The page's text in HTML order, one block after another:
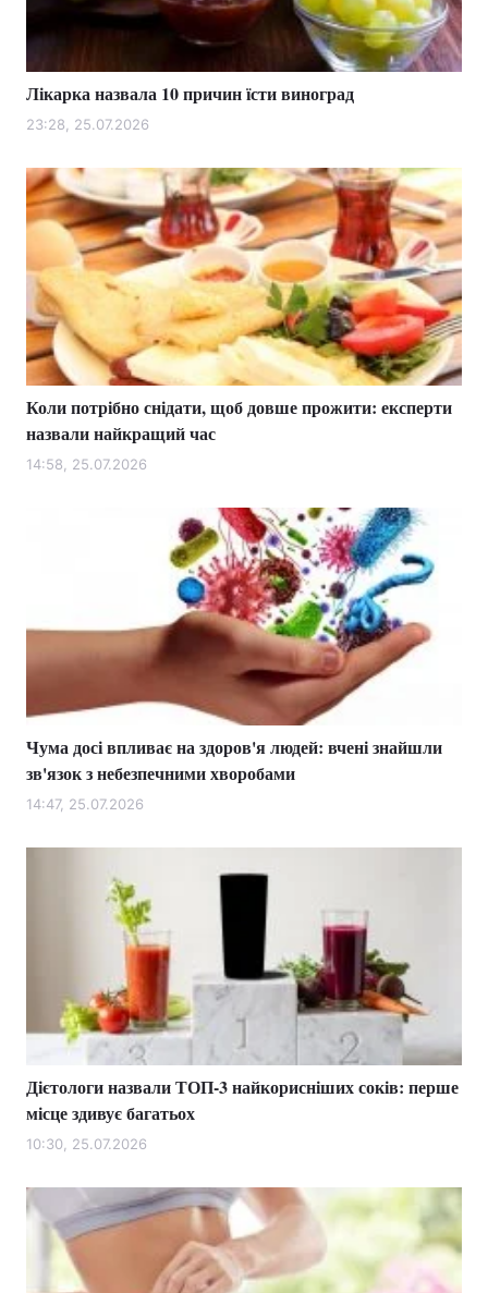
Лікарка назвала 10 причин їсти виноград
23:28, 25.07.2026
Коли потрібно снідати, щоб довше прожити: експерти
назвали найкращий час
14:58, 25.07.2026
Чума досі впливає на здоров'я людей: вчені знайшли
зв'язок з небезпечними хворобами
14:47, 25.07.2026
Дієтологи назвали ТОП-3 найкорисніших соків: перше
місце здивує багатьох
10:30, 25.07.2026